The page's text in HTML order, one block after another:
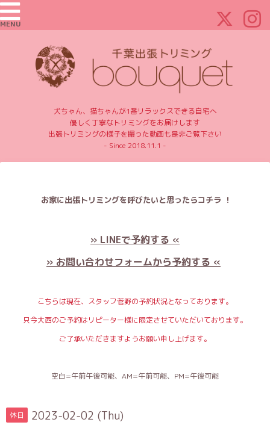
MENU
犬ちゃん、猫ちゃんが1番リラックスできる自宅へ
優しく丁寧なトリミングをお届けします
出張トリミングの様子を撮った動画も是非ご覧下さい
- Since 2018.11.1 -
お家に出張トリミングを呼びたいと思ったらコチラ ！
» LINEで予約する «
» お問い合わせフォームから予約する «
こちらは現在、スタッフ菅野の予約状況となっております。
只今大西のご予約はリピーター様に限定させていただいております。
ご了承いただきますようお願い申し上げます。
空白=午前午後可能、AM=午前可能、PM=午後可能
休日 2023-02-02 (Thu)